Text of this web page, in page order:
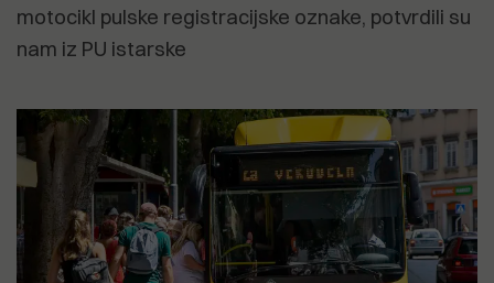
motocikl pulske registracijske oznake, potvrdili su
nam iz PU istarske